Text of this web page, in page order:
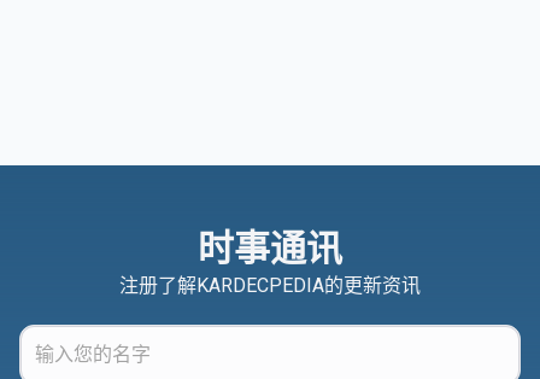
时事通讯
注册了解KARDECPEDIA的更新资讯